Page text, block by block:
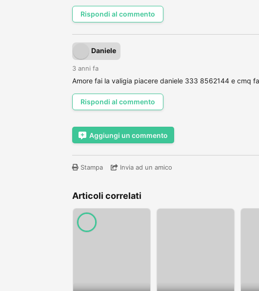
Rispondi al commento
Daniele
3 anni fa
Amore fai la valigia piacere daniele 333 8562144 e cmq
Rispondi al commento
Aggiungi un commento
Stampa Invia ad un amico
Articoli correlati